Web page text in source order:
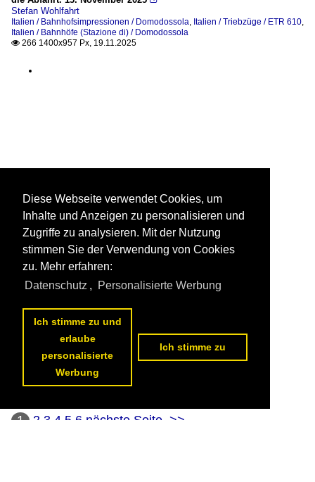
Stefan Wohlfahrt
Italien / Bahnhofsimpressionen / Domodossola Italien / Triebzüge / ETR 610
Italien / Bahnhöfe (Stazione di) / Domodossola
 266 1400x957 Px, 19.11.2025
1 2 3 4 5 6 nächste Seite >>
Diese Webseite verwendet Cookies, um
Inhalte und Anzeigen zu personalisieren und
Zugriffe zu analysieren. Mit der Nutzung
stimmen Sie der Verwendung von Cookies
zu. Mehr erfahren:
Datenschutz , Personalisierte Werbung
Ich stimme zu und
erlaube
personalisierte
Werbung
Ich stimme zu